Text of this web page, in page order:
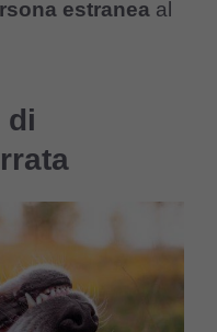
estranea al
di